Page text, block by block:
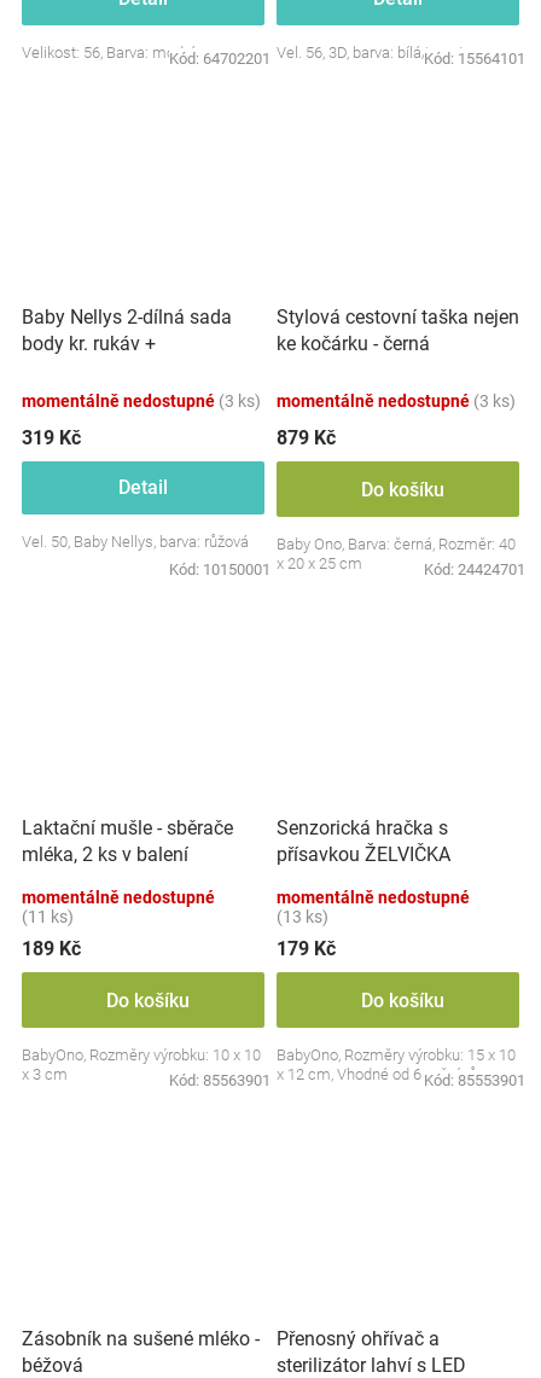
Velikost: 56, Barva: modrá
Kód: 64702201 Vel. 56, 3D, barva: bílá/smetana
Kód: 15564101
Baby Nellys 2-dílná sada
body kr. rukáv +
Little Star
momentálně nedostupné (3 ks)
319 Kč
Detail
Vel. 50, Baby Nellys, barva: růžová
Kód: 10150001
Stylová cestovní taška nejen
ke kočárku - černá
momentálně nedostupné (3 ks)
879 Kč
Do košíku
Baby Ono, Barva: černá, Rozměr: 40
x 20 x 25 cm
Kód: 24424701
Laktační mušle - sběrače
mléka, 2 ks v balení
momentálně nedostupné
(11 ks)
189 Kč
Do košíku
BabyOno, Rozměry výrobku: 10 x 10
x 3 cm
Kód: 85563901
Senzorická hračka s
přísavkou ŽELVIČKA
momentálně nedostupné
(13 ks)
179 Kč
Do košíku
BabyOno, Rozměry výrobku: 15 x 10
x 12 cm, Vhodné od 6 měsíců
Kód: 85553901
Zásobník na sušené mléko -
béžová
Přenosný ohřívač a
sterilizátor lahví s LED